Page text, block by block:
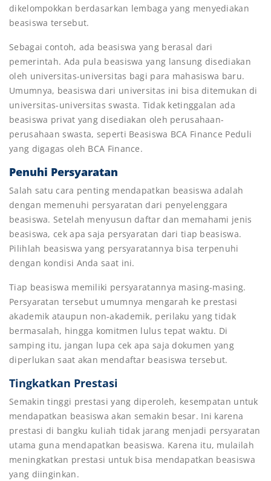
dikelompokkan berdasarkan lembaga yang menyediakan
beasiswa tersebut.
Sebagai contoh, ada beasiswa yang berasal dari
pemerintah. Ada pula beasiswa yang lansung disediakan
oleh universitas-universitas bagi para mahasiswa baru.
Umumnya, beasiswa dari universitas ini bisa ditemukan di
universitas-universitas swasta. Tidak ketinggalan ada
beasiswa privat yang disediakan oleh perusahaan-
perusahaan swasta, seperti Beasiswa BCA Finance Peduli
yang digagas oleh BCA Finance.
Penuhi Persyaratan
Salah satu cara penting mendapatkan beasiswa adalah
dengan memenuhi persyaratan dari penyelenggara
beasiswa. Setelah menyusun daftar dan memahami jenis
beasiswa, cek apa saja persyaratan dari tiap beasiswa.
Pilihlah beasiswa yang persyaratannya bisa terpenuhi
dengan kondisi Anda saat ini.
Tiap beasiswa memiliki persyaratannya masing-masing.
Persyaratan tersebut umumnya mengarah ke prestasi
akademik ataupun non-akademik, perilaku yang tidak
bermasalah, hingga komitmen lulus tepat waktu. Di
samping itu, jangan lupa cek apa saja dokumen yang
diperlukan saat akan mendaftar beasiswa tersebut.
Tingkatkan Prestasi
Semakin tinggi prestasi yang diperoleh, kesempatan untuk
mendapatkan beasiswa akan semakin besar. Ini karena
prestasi di bangku kuliah tidak jarang menjadi persyaratan
utama guna mendapatkan beasiswa. Karena itu, mulailah
meningkatkan prestasi untuk bisa mendapatkan beasiswa
yang diinginkan.